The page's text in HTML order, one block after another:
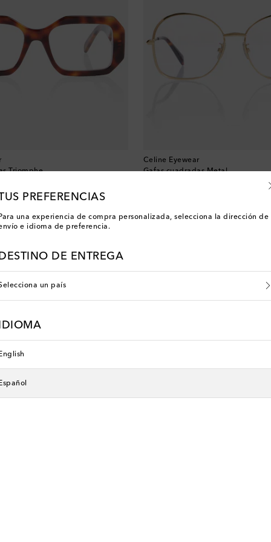
Triomphe
Celine Eyewear
Gafas cuadradas Metal
PREFERENCIAS
Para una experiencia de compra personalizada, selecciona la dirección de
e idioma de preferencia.
DESTINO DE ENTREGA
un país
IDIOMA
English
Español